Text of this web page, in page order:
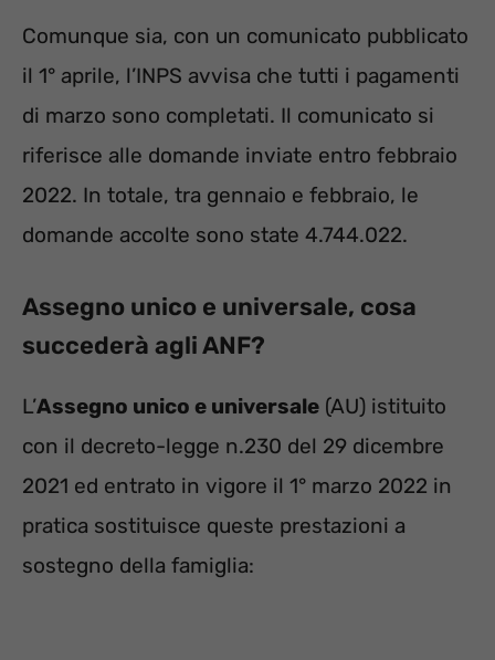
Comunque sia, con un comunicato pubblicato
il 1° aprile, l’INPS avvisa che tutti i pagamenti
di marzo sono completati. Il comunicato si
riferisce alle domande inviate entro febbraio
2022. In totale, tra gennaio e febbraio, le
domande accolte sono state 4.744.022.
Assegno unico e universale, cosa
succederà agli ANF?
L’Assegno unico e universale (AU) istituito
con il decreto-legge n.230 del 29 dicembre
2021 ed entrato in vigore il 1° marzo 2022 in
pratica sostituisce queste prestazioni a
sostegno della famiglia: